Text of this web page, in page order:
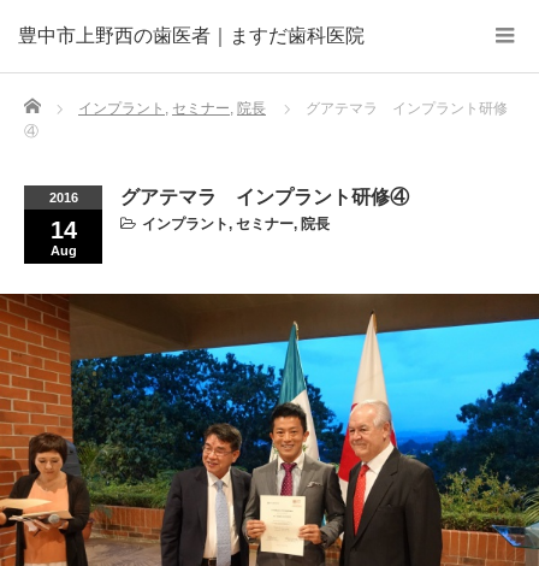
豊中市上野西の歯医者｜ますだ歯科医院
Home インプラント , セミナー, 院長
グアテマラ インプラント研修
④
2016
14
Aug
グアテマラ インプラント研修④
インプラント, セミナー, 院長